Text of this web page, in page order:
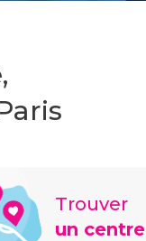
Trouver
un centre